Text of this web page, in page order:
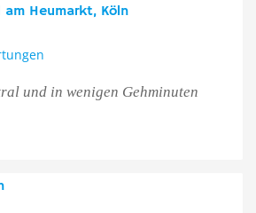
Heumarkt, Köln
und in wenigen Gehminuten